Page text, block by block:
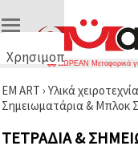
Χρησιμοποιούμε
🍪
Χρησιμοποιούμε
παρόμοιες
τεχνολογίες
ΔΩΡΕΑΝ Μεταφορικά
EM ART › Υλικά
Σημειωματάρια & Μπλοκ
ΤΕΤΡΆΔΙΑ &